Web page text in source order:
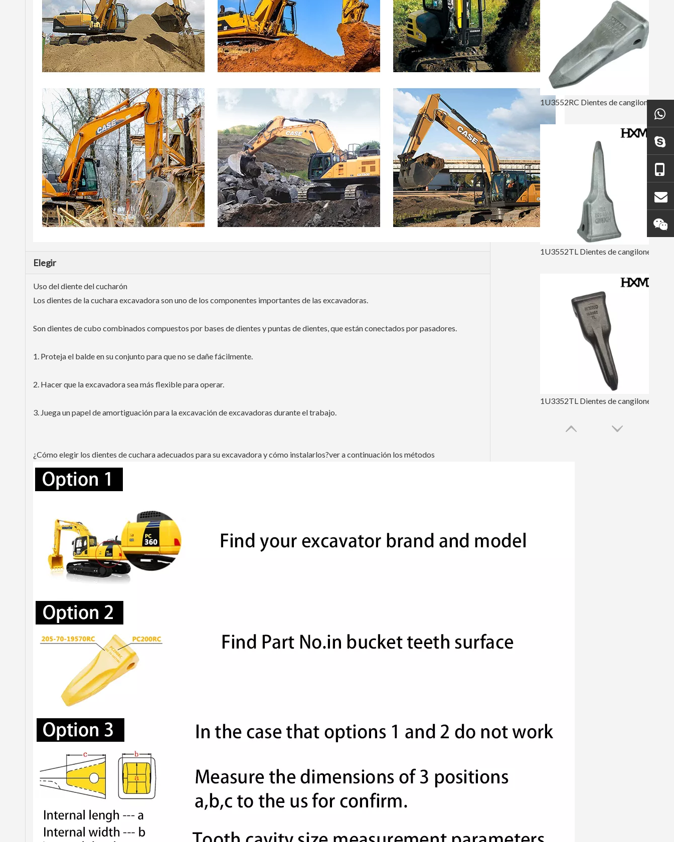
Elegir
Uso del diente del cucharón
Los dientes de la cuchara excavadora son uno de los componentes importantes de las excavadoras.
Son dientes de cubo combinados compuestos por bases de dientes y puntas de dientes, que están conectados por pasadores.
1. Proteja el balde en su conjunto para que no se dañe fácilmente.
2. Hacer que la excavadora sea más flexible para operar.
3. Juega un papel de amortiguación para la excavación de excavadoras durante el trabajo.
¿Cómo elegir los dientes de cuchara adecuados para su excavadora y cómo instalarlos?ver a continuación los métodos
1U3552RC Dientes de cangilones forjados